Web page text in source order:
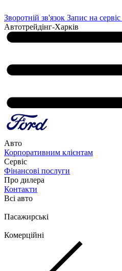
Зворотній зв'язок Запис на сервіс
Автотрейдінг-Харків
Авто
Корпоративним клієнтам
Сервіс
Фінансові послуги
Про дилера
Контакти
Всі авто
Пасажирські
Комерційні